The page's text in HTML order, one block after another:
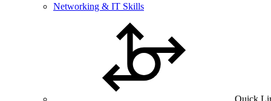
Networking & IT Skills
Quick